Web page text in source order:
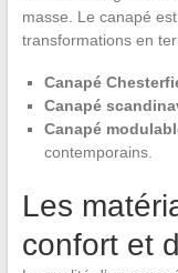
masse. Le canapé
transformations en
Canapé
Canapé
Canapé
contemporains.
Les
confort et